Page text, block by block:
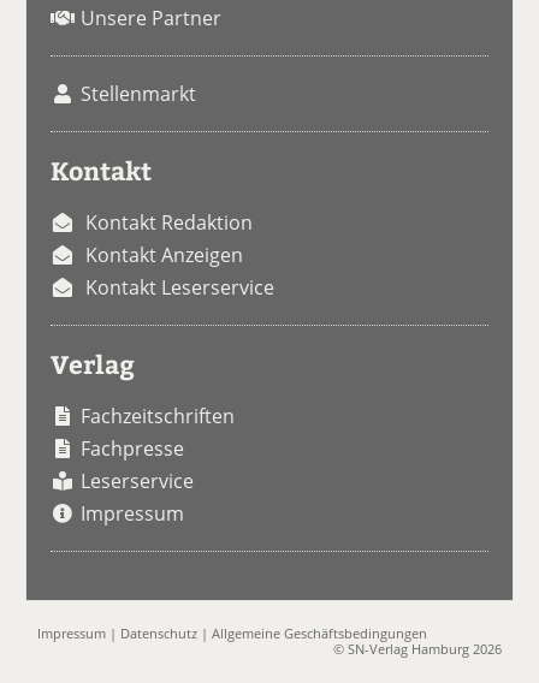
Unsere Partner
Stellenmarkt
Kontakt
Kontakt Redaktion
Kontakt Anzeigen
Kontakt Leserservice
Verlag
Fachzeitschriften
Fachpresse
Leserservice
Impressum
Impressum | Datenschutz |Allgemeine Geschäftsbedingungen
© SN-Verlag Hamburg 2026